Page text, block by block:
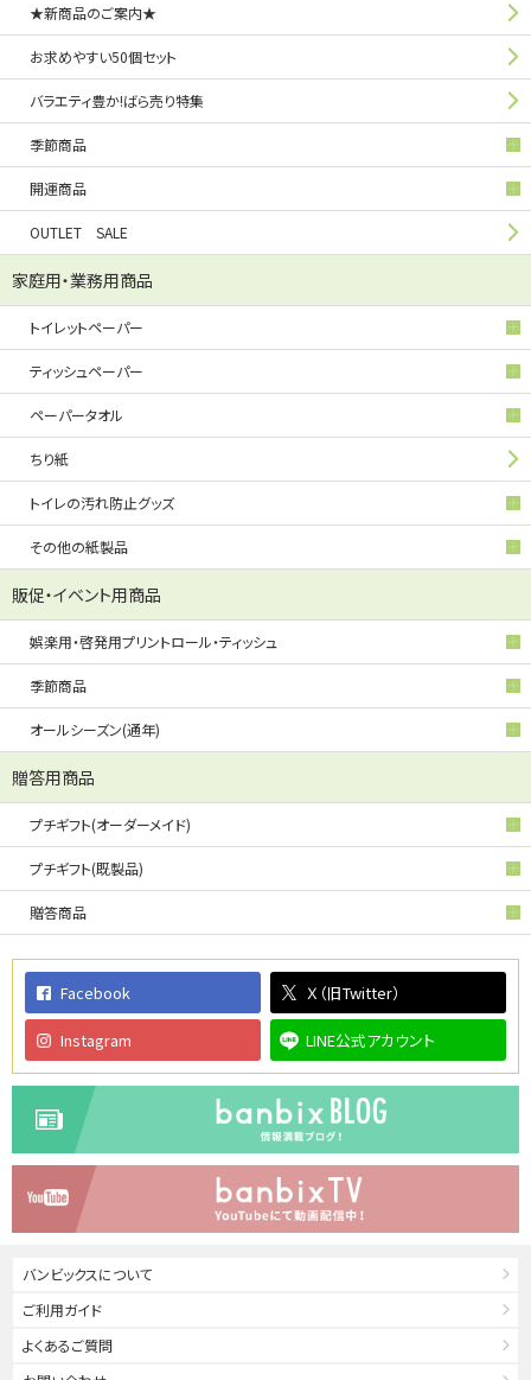
★新商品のご案内★
お求めやすい50個セット
バラエティ豊か!ばら売り特集
季節商品
開運商品
OUTLET SALE
家庭用・業務用商品
トイレットペーパー
ティッシュペーパー
ペーパータオル
ちり紙
トイレの汚れ防止グッズ
その他の紙製品
販促・イベント用商品
娯楽用・啓発用プリントロール・ティッシュ
季節商品
オールシーズン(通年)
贈答用商品
プチギフト(オーダーメイド)
プチギフト(既製品)
贈答商品
Facebook Ｘ（旧Twitter）
Instagram LINE公式アカウント
バンビックスについて
ご利用ガイド
よくあるご質問